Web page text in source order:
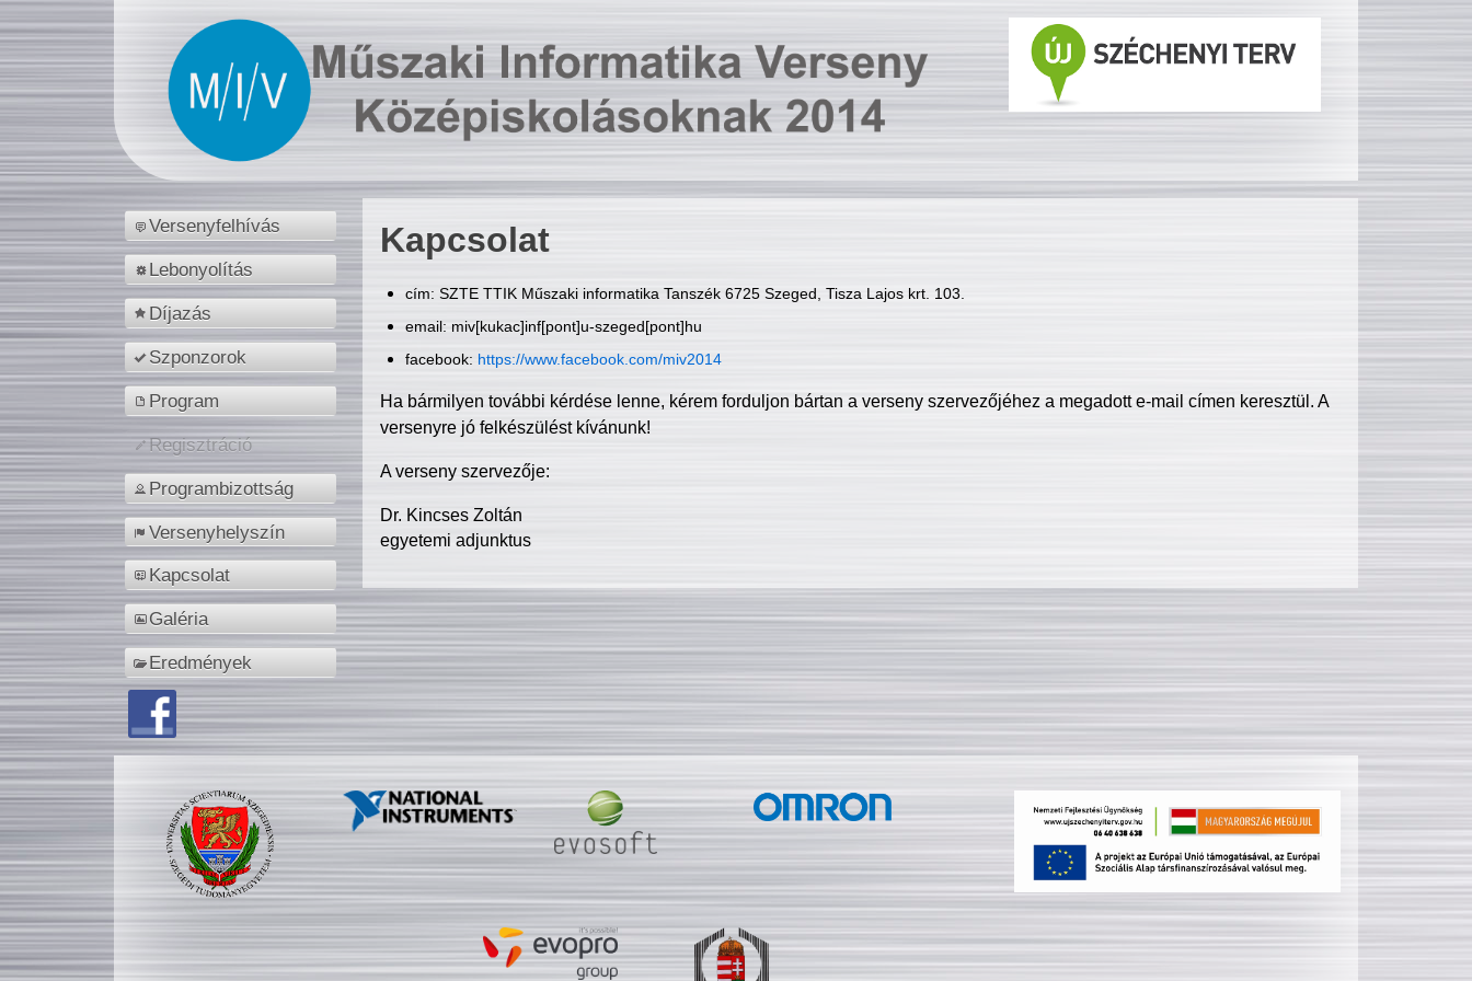
Versenyfelhívás
Lebonyolítás
Díjazás
Szponzorok
Program
Regisztráció
Programbizottság
Versenyhelyszín
Kapcsolat
Galéria
Eredmények
Kapcsolat
cím: SZTE TTIK Műszaki informatika Tanszék 6725 Szeged, Tisza Lajos krt. 103.
email: miv[kukac]inf[pont]u-szeged[pont]hu
facebook: https://www.facebook.com/miv2014
Ha bármilyen további kérdése lenne, kérem forduljon bártan a verseny szervezőjéhez a megadott e-mail címen keresztül. A
versenyre jó felkészülést kívánunk!
A verseny szervezője:
Dr. Kincses Zoltán
egyetemi adjunktus